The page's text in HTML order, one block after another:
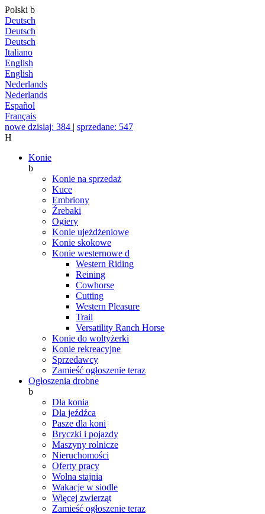
Polski b
Deutsch
Deutsch
Deutsch
Italiano
English
English
Nederlands
Nederlands
Español
Français
nowe dzisiaj: 384 | sprzedane: 547
H
Konie
b
Konie na sprzedaż
Kuce
Embriony
Źrebaki
Ogiery
Konie ujeżdżeniowe
Konie skokowe
Konie westernowe d
Western Riding
Reining
Cowhorse
Cutting
Western Pleasure
Trail
Versatility Ranch Horse
Konie do woltyżerki
Konie rekreacyjne
Sprzedawcy
Zamieść ogłoszenie teraz
Ogłoszenia drobne
b
Dla konia
Dla jeźdźca
Pasze dla koni
Bryczki i pojazdy
Maszyny rolnicze
Nieruchomości
Oferty pracy
Wolna stajnia
Wakacje w siodle
Więcej zwierząt
Zamieść ogłoszenie teraz